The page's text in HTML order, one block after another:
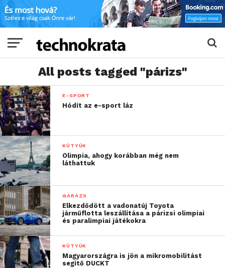
All posts tagged "párizs"
E-SPORT
Hódít az e-sport láz
KÜTYÜK
Olimpia, ahogy korábban még nem
láthattuk
GARÁZS
Elkezdődött a vadonatúj Toyota
járműflotta leszállítása a párizsi olimpiai
és paralimpiai játékokra
KÜTYÜK
Magyarországra is jön a mikromobilitást
segítő DUCKT